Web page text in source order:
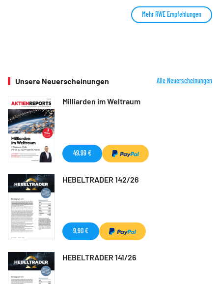
Mehr RWE Empfehlungen
Unsere Neuerscheinungen Alle Neuerscheinungen
Milliarden im Weltraum
49,99 €
HEBELTRADER 142/26
9,90 €
HEBELTRADER 141/26